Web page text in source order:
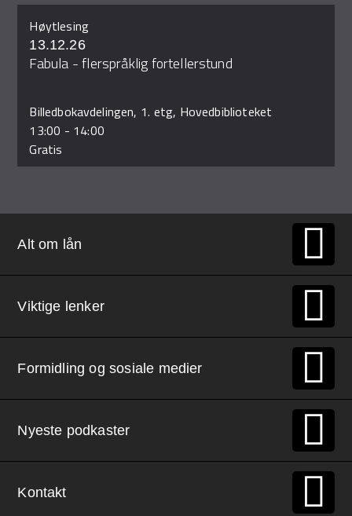
Høytlesing
13.12.26
Fabula - flerspråklig fortellerstund
Billedbokavdelingen, 1. etg, Hovedbiblioteket
13:00 - 14:00
Gratis
Alt om lån
Viktige lenker
Formidling og sosiale medier
Nyeste podkaster
Kontakt